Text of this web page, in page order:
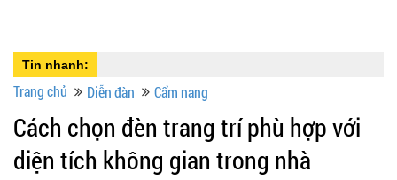
Tin nhanh:
Trang chủ Diễn đàn Cẩm nang
Cách chọn đèn trang trí phù hợp với
diện tích không gian trong nhà